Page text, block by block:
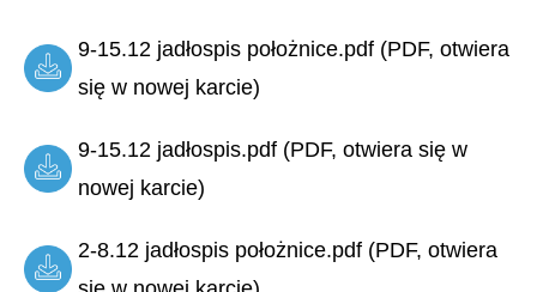
9-15.12 jadłospis położnice.pdf (PDF, otwiera
się w nowej karcie)
9-15.12 jadłospis.pdf (PDF, otwiera się w
nowej karcie)
2-8.12 jadłospis położnice.pdf (PDF, otwiera